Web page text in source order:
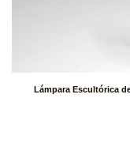
Lámpara Escultórica